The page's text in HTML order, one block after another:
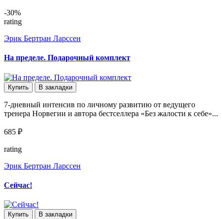
-30%
rating
Эрик Бертран Ларссен
На пределе. Подарочный комплект
Купить В закладки
7-дневный интенсив по личному развитию от ведущего
тренера Норвегии и автора бестселлера «Без жалости к себе»...
685 ₽
rating
Эрик Бертран Ларссен
Сейчас!
Купить В закладки